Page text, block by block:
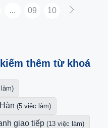
... 09 10
thêm từ khoá
(5 việc làm)
giao tiếp (13 việc làm)